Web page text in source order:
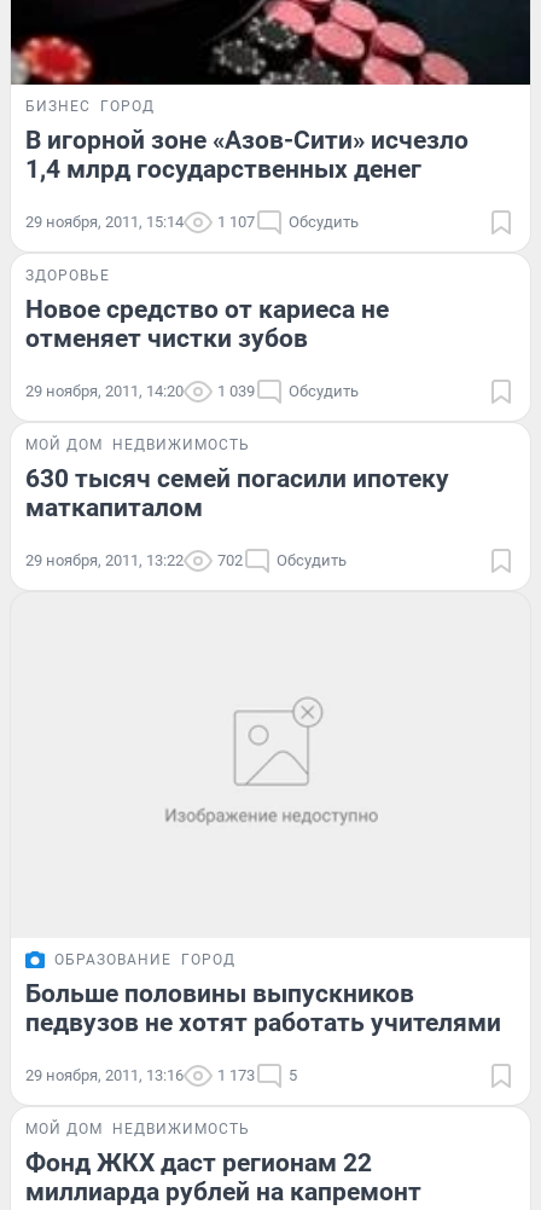
БИЗНЕС ГОРОД
В игорной зоне «Азов-Сити» исчезло
1,4 млрд государственных денег
29 ноября, 2011, 15:14 1 107 Обсудить
ЗДОРОВЬЕ
Новое средство от кариеса не
отменяет чистки зубов
29 ноября, 2011, 14:20 1 039 Обсудить
МОЙ ДОМ НЕДВИЖИМОСТЬ
630 тысяч семей погасили ипотеку
маткапиталом
29 ноября, 2011, 13:22 702 Обсудить
ОБРАЗОВАНИЕ ГОРОД
Больше половины выпускников
педвузов не хотят работать учителями
29 ноября, 2011, 13:16 1 173 5
МОЙ ДОМ НЕДВИЖИМОСТЬ
Фонд ЖКХ даст регионам 22
миллиарда рублей на капремонт